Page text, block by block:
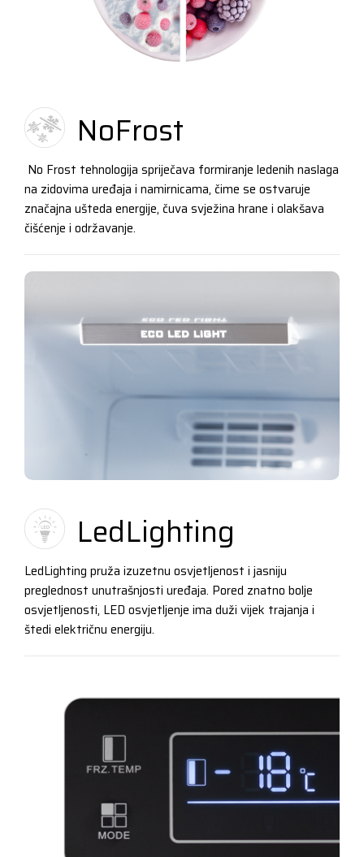
NoFrost
No Frost tehnologija spriječava formiranje ledenih naslaga
na zidovima uređaja i namirnicama, čime se ostvaruje
značajna ušteda energije, čuva svježina hrane i olakšava
čišćenje i održavanje.
LedLighting
LedLighting pruža izuzetnu osvjetljenost i jasniju
preglednost unutrašnjosti uređaja. Pored znatno bolje
osvjetljenosti, LED osvjetljenje ima duži vijek trajanja i
štedi električnu energiju.